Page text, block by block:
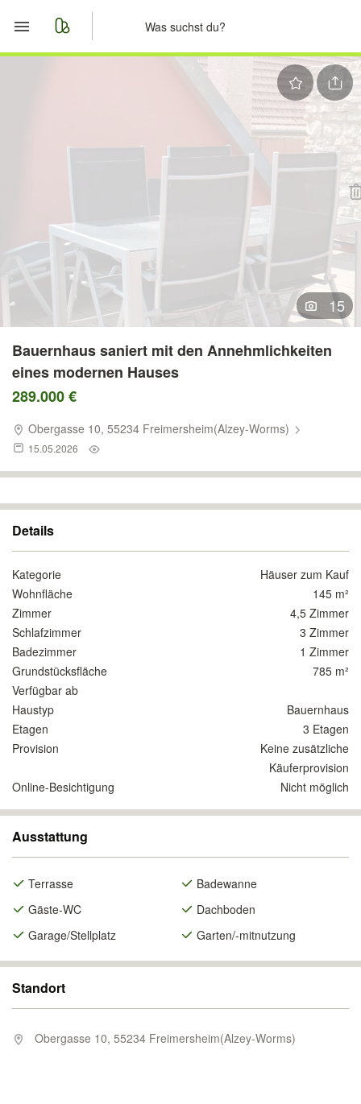
Nachrichten
15
Bauernhaus saniert mit den Annehmlichkeiten
eines modernen Hauses
289.000 €
Obergasse 10, 55234 Freimersheim(Alzey-Worms)
15.05.2026
Details
Kategorie
Häuser zum Kauf
Wohnfläche
145 m²
Zimmer
4,5 Zimmer
Schlafzimmer
3 Zimmer
Badezimmer
1 Zimmer
Grundstücksfläche
785 m²
Verfügbar ab
Haustyp
Bauernhaus
Etagen
3 Etagen
Provision
Keine zusätzliche
Käuferprovision
Online-Besichtigung
Nicht möglich
Ausstattung
Terrasse
Badewanne
Gäste-WC
Dachboden
Garage/Stellplatz
Garten/-mitnutzung
Standort
Obergasse 10, 55234 Freimersheim(Alzey-Worms)